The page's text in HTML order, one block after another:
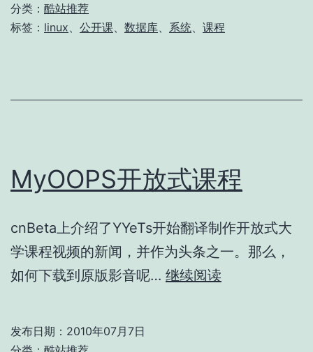
分类： 酷站推荐
标签： linux 公开课 数据库 系统 课程
MyOOPS开放式课程
cnBeta上介绍了YYeTs开始翻译制作开放式大
学课程视频的新闻，并作为头条之一。那么，
如何下载到原版影音呢… 继续阅读
发布日期： 2010年07月7日